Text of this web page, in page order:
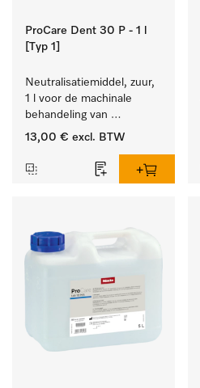
ProCare Dent 30 P - 1 l
[Typ 1]
Neutralisatiemiddel, zuur,
1 l voor de machinale
behandeling van
tandheelkundige
13,00 € excl. BTW